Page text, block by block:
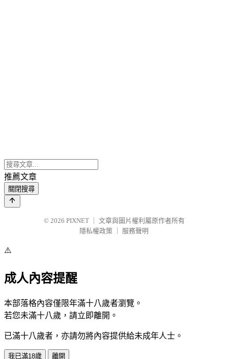
推薦文章
關閉搜尋
© 2026 PIXNET
文章與圖片權利屬原作者所有
隱私權政策
服務聲明
⚠️
成人內容提醒
本部落格內容僅限年滿十八歲者瀏覽。
若您未滿十八歲，請立即離開。
已滿十八歲者，亦請勿將內容提供給未成年人士。
我已滿18歲 離開